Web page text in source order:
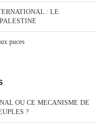
: LE
puces
OU CE MECANISME DE
?